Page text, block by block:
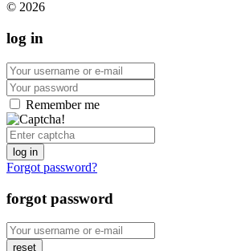
© 2026
log in
Remember me
log in
Forgot password?
forgot password
reset